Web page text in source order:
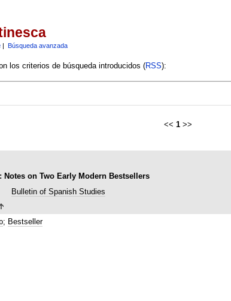
| Búsqueda avanzada
los criterios de búsqueda introducidos (RSS):
<< 1 >>
on Two Early Modern Bestsellers
Bulletin of Spanish Studies
; Bestseller